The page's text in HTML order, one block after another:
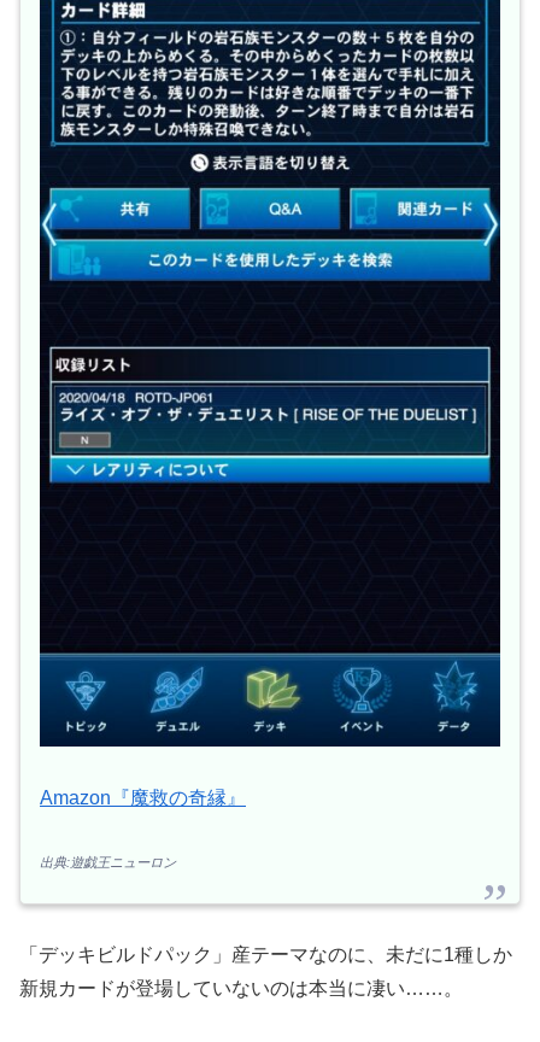
Amazon『魔救の奇縁』
出典:遊戯王ニューロン
「デッキビルドパック」産テーマなのに、未だに1種しか
新規カードが登場していないのは本当に凄い……。